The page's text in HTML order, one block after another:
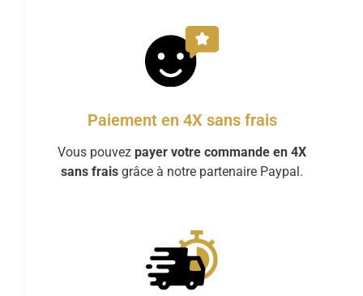
Paiement en 4X sans frais
Vous pouvez payer votre commande en 4X
sans frais grâce à notre partenaire Paypal.